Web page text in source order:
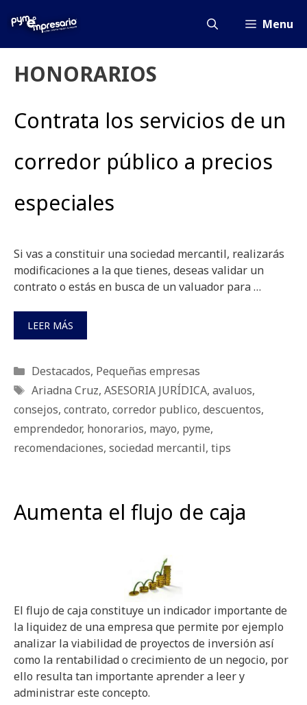
Menu
HONORARIOS
Contrata los servicios de un
corredor público a precios
especiales
Si vas a constituir una sociedad mercantil, realizarás
modificaciones a la que tienes, deseas validar un
contrato o estás en busca de un valuador para …
LEER MÁS
Categorías
Destacados, Pequeñas empresas
Etiquetas
Ariadna Cruz, ASESORIA JURÍDICA, avaluos,
consejos, contrato, corredor publico, descuentos,
emprendedor, honorarios, mayo, pyme,
recomendaciones, sociedad mercantil, tips
Aumenta el flujo de caja
El flujo de caja constituye un indicador importante de
la liquidez de una empresa que permite por ejemplo
analizar la viabilidad de proyectos de inversión así
como la rentabilidad o crecimiento de un negocio, por
ello resulta tan importante aprender a leer y
administrar este concepto.